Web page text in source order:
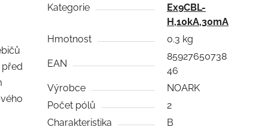
Kategorie
Ex9CBL-
H,10kA,30mA
Hmotnost
0.3 kg
EAN
85927650738
46
Výrobce
NOARK
Počet pólů
2
Charakteristika
B